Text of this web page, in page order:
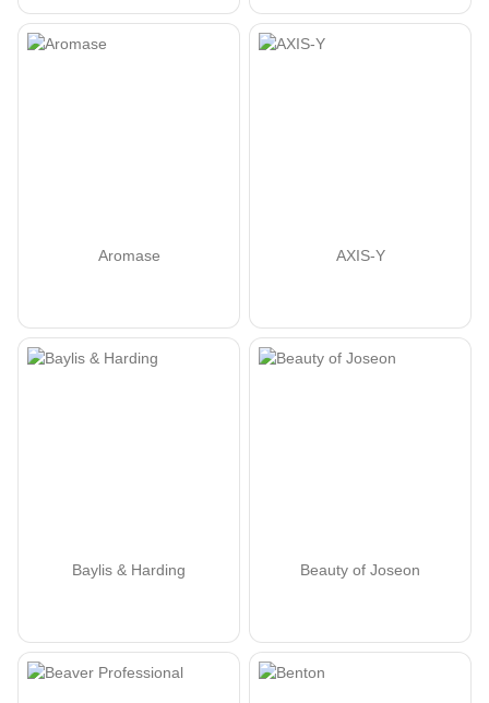
Aromase AXIS-Y
Baylis & Harding Beauty of Joseon